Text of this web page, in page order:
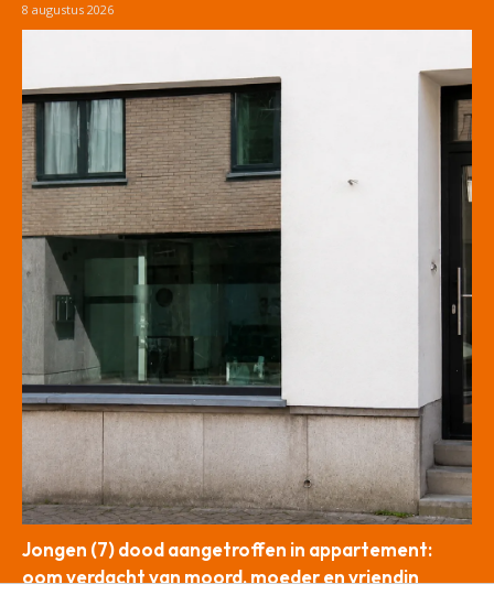
8 augustus 2026
Jongen (7) dood aangetroffen in appartement:
oom verdacht van moord, moeder en vriendin